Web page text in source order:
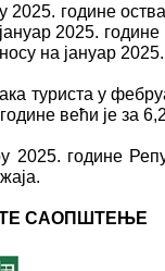
године
2025.
на јануар
туриста у
већи је за
2025. године
САОПШТЕЊЕ